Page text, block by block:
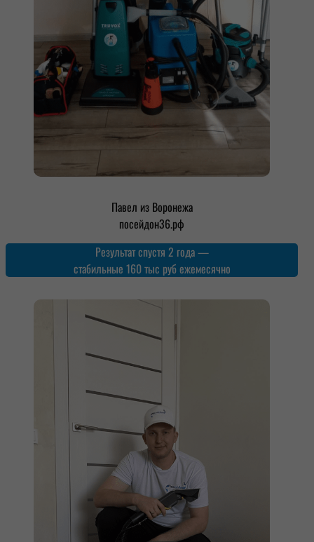
Павел из Воронежа
посейдон36.рф
Результат спустя 2 года —
стабильные 160 тыс руб ежемесячно